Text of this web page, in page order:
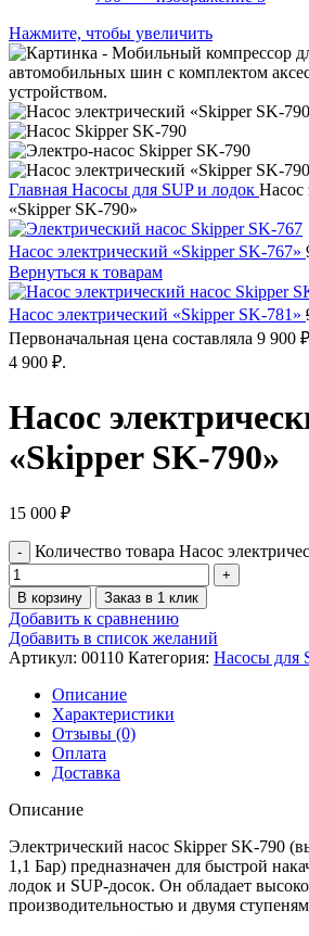
Нажмите, чтобы увеличить
Главная Насосы для SUP и лодок Насос
«Skipper SK-790»
Насос электрический «Skipper SK-767»
Вернуться к товарам
Насос электрический «Skipper SK-781»
Первоначальная цена составляла 9 900
4 900 ₽.
Насос
«Skipper SK-790»
15 000 ₽
Количество товара Насос
В корзину Заказ в 1 клик
Добавить к сравнению
Добавить в список желаний
Артикул: 00110 Категория: Насосы для
Описание
Характеристики
Отзывы (0)
Оплата
Доставка
Описание
Электрический насос Skipper SK-790
1,1 Бар) предназначен для быстрой
лодок и SUP-досок. Он обладает
производительностью и двумя